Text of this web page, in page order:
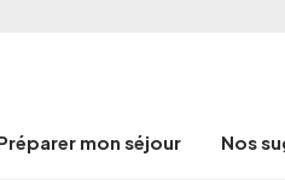
mon séjour Nos